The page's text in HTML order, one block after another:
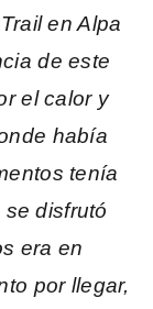
en Alpa
de este
el calor y
había
tenía
disfrutó
era en
por llegar,